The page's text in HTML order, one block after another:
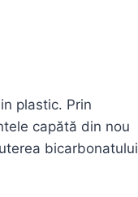
plastic. Prin
capătă din nou
bicarbonatului